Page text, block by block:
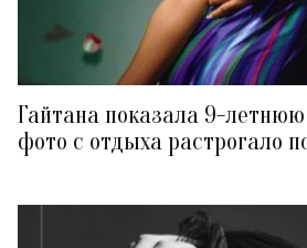
Гайтана показала 9-
фото с отдыха растрогало